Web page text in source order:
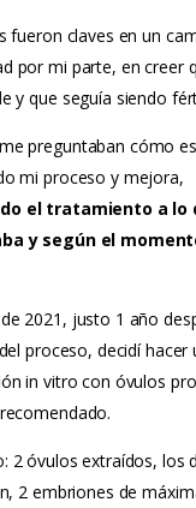
fueron claves en un
por mi parte, en creer
y que seguía siendo
preguntaban cómo
mi proceso y mejora,
el tratamiento a lo
y según el
2021, justo 1 año
proceso, decidí hacer
in vitro con óvulos
2 óvulos extraídos, los
2 embriones de